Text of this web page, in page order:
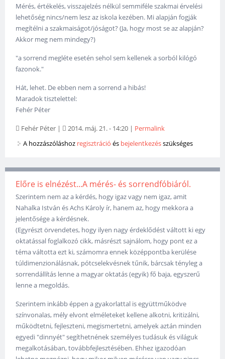
Mérés, értékelés, visszajelzés nélkül semmiféle szakmai érvelési
lehetőség nincs/nem lesz az iskola kezében. Mi alapján fogják
megítélni a szakmaiságot/jóságot? (Ja, hogy most se az alapján?
Akkor meg nem mindegy?)
"a sorrend megléte esetén sehol sem kellenek a sorból kilógó
fazonok."
Hát, lehet. De ebben nem a sorrend a hibás!
Maradok tisztelettel:
Fehér Péter
Fehér Péter | 2014. máj. 21. - 14:20 | Permalink
A hozzászóláshoz regisztráció és bejelentkezésszükséges
Előre is elnézést...A mérés- és sorrendfóbiáról.
Szerintem nem az a kérdés, hogy igaz vagy nem igaz, amit
Nahalka István és Achs Károly ír, hanem az, hogy mekkora a
jelentősége a kérdésnek.
(Egyrészt örvendetes, hogy ilyen nagy érdeklődést váltott ki egy
oktatással foglalkozó cikk, másrészt sajnálom, hogy pont ez a
téma váltotta ezt ki, számomra ennek középpontba kerülése
túldimenzionálásnak, pótcselekvésnek tűnik, bárcsak tényleg a
sorrendállítás lenne a magyar oktatás (egyik) fő baja, egyszerű
lenne a megoldás.
Szerintem inkább éppen a gyakorlattal is együttműködve
színvonalas, mély elvont elméleteket kellene alkotni, kritizálni,
működtetni, fejleszteni, megismertetni, amelyek aztán minden
egyedi "dinnyét" segíthetnének személyes tudásuk és világuk
megalkotásában, továbbfejlesztésében. Ehhez igazodóan